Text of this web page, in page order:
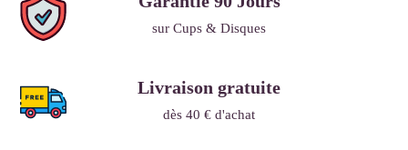
sur Cups & Disques
Livraison gratuite
dès 40 € d'achat